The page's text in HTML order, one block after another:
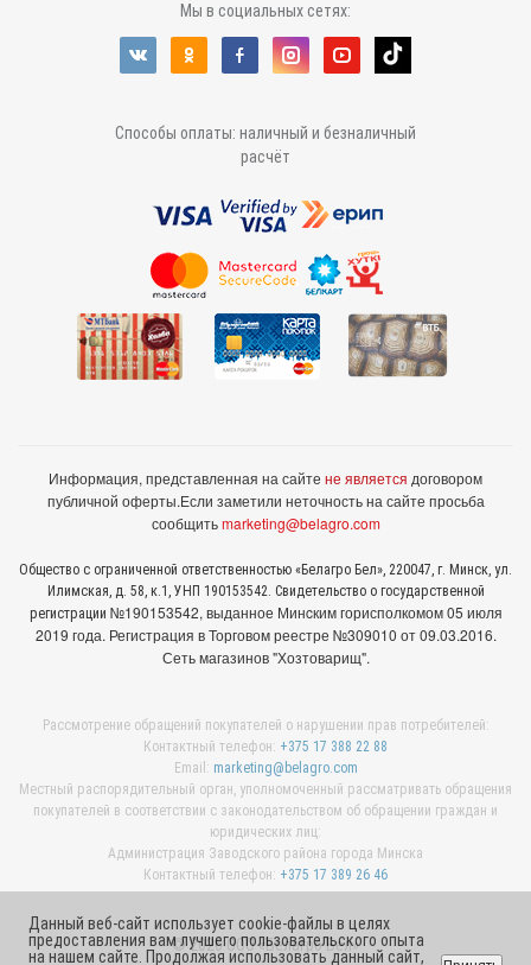
Мы в социальных сетях:
Способы оплаты: наличный и безналичный
расчёт
Информация, представленная на сайте не является договором
публичной оферты.Если заметили неточность на сайте просьба
сообщитьmarketing@belagro.com
Общество с ограниченной ответственностью «Белагро Бел», 220047, г. Минск, ул.
Илимская, д. 58, к.1, УНП 190153542. Свидетельство о государственной
регистрации №190153542, выданное Минcким горисполкомом 05 июля
2019 года. Регистрация в Торговом реестре №309010 от 09.03.2016.
Сеть магазинов "Хозтоварищ".
Рассмотрение обращений покупателей о нарушении прав потребителей:
Контактный телефон: +375 17 388 22 88
Email: marketing@belagro.com
Местный распорядительный орган, уполномоченный рассматривать обращения
покупателей в соответствии с законодательством об обращении граждан и
юридических лиц:
Администрация Заводского района города Минска
Контактный телефон: +375 17 389 26 46
© 2026 ООО «Белагро Бел»
Данный веб-сайт использует cookie-файлы в целях
предоставления вам лучшего пользовательского опыта
на нашем сайте. Продолжая использовать данный сайт,